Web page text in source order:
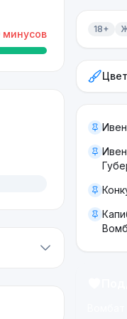
минусов 18+
Жесть